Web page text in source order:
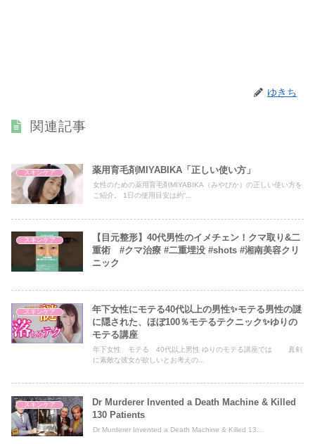
ゆきち
関連記事
スキンケア 薬用育毛剤MIYABIKA「正しい使い方」
女性のための薬用育毛剤MIYABIKA（みやびか）の正しい使い方を
ご紹介。 1日の使用目安は約“...
スキンケア
【目元整形】40代男性のイメチェン！クマ取り&二
重術 #クマ治療 #二重埋没 #shots #湘南美容クリ
ニック
スキンケア
年下女性にモテる40代以上の男性✨モテる男性の謎
に隠された、ほぼ100％モテるテクニック✨ゆりの
モテる講座
年下女性 モテる 40代以上男性 ゆりのモテる講座では 真剣
に素敵な彼女が欲しいとお考えの...
スキンケア
Dr Murderer Invented a Death Machine & Killed
130 Patients
Dr Murderer Invented a Death Machine & Killed 13...